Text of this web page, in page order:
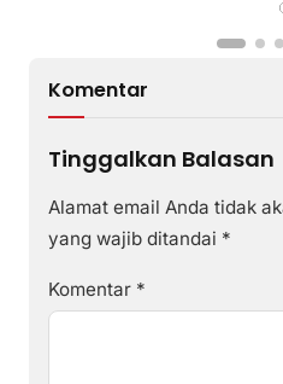
Komentar
Tinggalkan Balasan
Alamat email Anda tidak
yang wajib ditandai *
Komentar *